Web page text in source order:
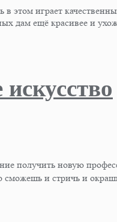
этом играет
дам ещё красивее и
получить новую
сможешь и стричь и